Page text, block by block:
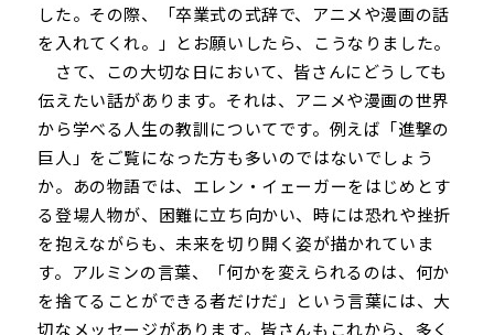
した。その際、「卒業式の式辞で、アニメや漫画の話
を入れてくれ。」とお願いしたら、こうなりました。
さて、この大切な日において、皆さんにどうしても
伝えたい話があります。それは、アニメや漫画の世界
から学べる人生の教訓についてです。例えば「進撃の
巨人」をご覧になった方も多いのではないでしょう
か。あの物語では、エレン・イェーガーをはじめとす
る登場人物が、困難に立ち向かい、時には恐れや挫折
を抱えながらも、未来を切り開く姿が描かれていま
す。アルミンの言葉、「何かを変えられるのは、何か
を捨てることができる者だけだ」という言葉には、大
切なメッセージがあります。皆さんもこれから、多く